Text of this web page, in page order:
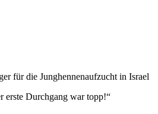
für die Junghennenaufzucht in Israel
erste Durchgang war topp!“